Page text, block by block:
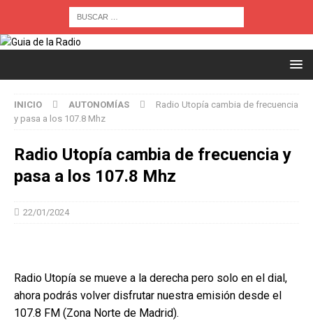
INICIO AUTONOMÍAS
Radio Utopía cambia de frecuencia
y pasa a los 107.8 Mhz
Radio Utopía cambia de frecuencia y
pasa a los 107.8 Mhz
22/01/2024
Radio Utopía se mueve a la derecha pero solo en el dial,
ahora podrás volver disfrutar nuestra emisión desde el
107.8 FM (Zona Norte de Madrid).